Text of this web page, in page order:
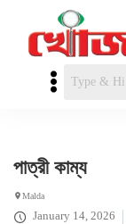
»
পাত্রী কাম্য
Malda
January 14, 2026